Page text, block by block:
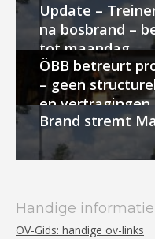
Update –
na bosbrand –
tot maandag
ÖBB betreurt
– geen
en vertragingen
Brand stremt
Handige informatie
OV-Gids: handige ov-links